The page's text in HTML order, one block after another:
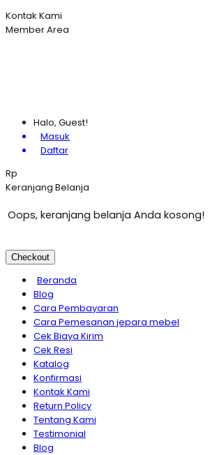
Kontak Kami
Member Area
Halo, Guest!
Masuk
Daftar
Rp
Keranjang Belanja
Oops, keranjang belanja Anda kosong!
Checkout
Beranda
Blog
Cara Pembayaran
Cara Pemesanan jepara mebel
Cek Biaya Kirim
Cek Resi
Katalog
Konfirmasi
Kontak Kami
Return Policy
Tentang Kami
Testimonial
Blog